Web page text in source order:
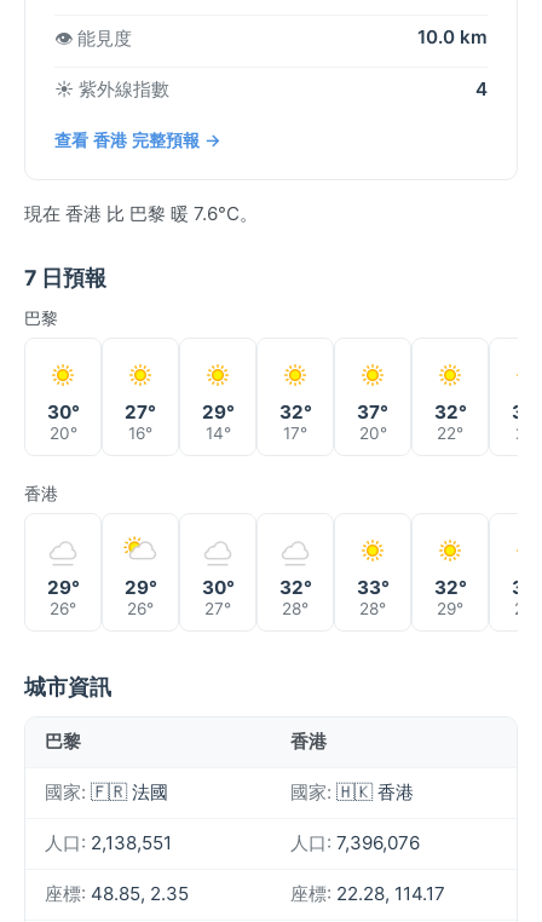
👁️ 能見度 10.0 km
☀️ 紫外線指數 4
查看 香港 完整預報 →
現在 香港 比 巴黎 暖 7.6°C。
7 日預報
巴黎
30°
20°
27°
16°
29°
14°
32°
17°
37°
20°
32°
22° 21°
香港
29°
26°
29°
26°
30°
27°
32°
28°
33°
28°
32°
29° 29°
城市資訊
巴黎 香港
國家: 🇫🇷 法國 國家: 🇭🇰 香港
人口: 2,138,551 人口: 7,396,076
座標: 48.85, 2.35 座標: 22.28, 114.17